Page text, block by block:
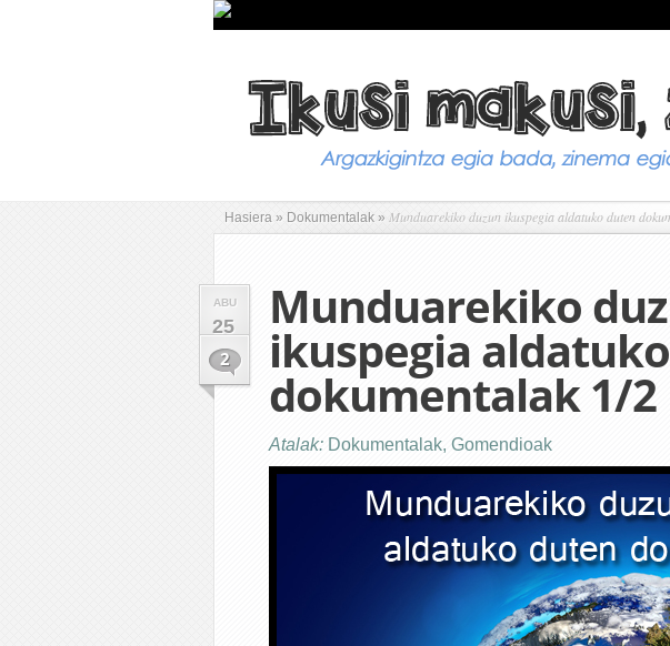
Hasiera » Dokumentalak » Munduarekiko duzun ikuspegia aldatuko duten
ABU
25
2
Munduarekiko
ikuspegia
dokumentalak 1/2
Atalak: Dokumentalak, Gomendioak